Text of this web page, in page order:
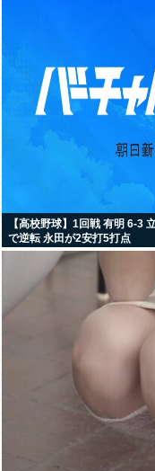
【高校野球】1回戦 有明 6-3
で逆転 永田が2安打5打点